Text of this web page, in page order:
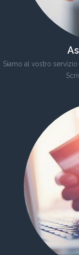
Siamo al vostro servizio